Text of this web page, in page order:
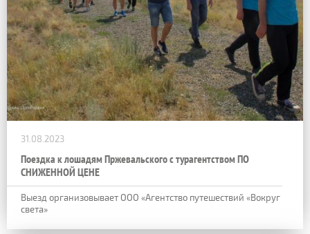
31.08.2023
Поездка к лошадям Пржевальского с турагентством ПО
СНИЖЕННОЙ ЦЕНЕ
Выезд организовывает ООО «Агентство путешествий «Вокруг
света»